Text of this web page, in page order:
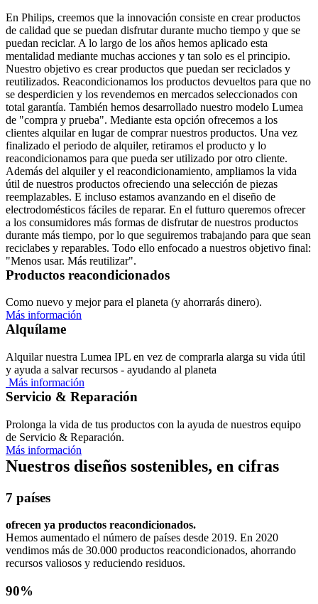
En Philips, creemos que la innovación consiste en crear productos
de calidad que se puedan disfrutar durante mucho tiempo y que se
puedan reciclar. A lo largo de los años hemos aplicado esta
mentalidad mediante muchas acciones y tan solo es el principio.
Nuestro objetivo es crear productos que puedan ser reciclados y
reutilizados. Reacondicionamos los productos devueltos para que no
se desperdicien y los revendemos en mercados seleccionados con
total garantía. También hemos desarrollado nuestro modelo Lumea
de "compra y prueba". Mediante esta opción ofrecemos a los
clientes alquilar en lugar de comprar nuestros productos. Una vez
finalizado el periodo de alquiler, retiramos el producto y lo
reacondicionamos para que pueda ser utilizado por otro cliente.
Además del alquiler y el reacondicionamiento, ampliamos la vida
útil de nuestros productos ofreciendo una selección de piezas
reemplazables. E incluso estamos avanzando en el diseño de
electrodomésticos fáciles de reparar. En el futturo queremos ofrecer
a los consumidores más formas de disfrutar de nuestros productos
durante más tiempo, por lo que seguiremos trabajando para que sean
reciclabes y reparables. Todo ello enfocado a nuestros objetivo final:
"Menos usar. Más reutilizar".
Productos reacondicionados
Como nuevo y mejor para el planeta (y ahorrarás dinero).
Más información
Alquílame
Alquilar nuestra Lumea IPL en vez de comprarla alarga su vida útil
y ayuda a salvar recursos - ayudando al planeta
Más información
Servicio & Reparación
Prolonga la vida de tus productos con la ayuda de nuestros equipo
de Servicio & Reparación.
Más información
Nuestros diseños sostenibles, en cifras
7 países
ofrecen ya productos reacondicionados.
Hemos aumentado el número de países desde 2019. En 2020
vendimos más de 30.000 productos reacondicionados, ahorrando
recursos valiosos y reduciendo residuos.
90%